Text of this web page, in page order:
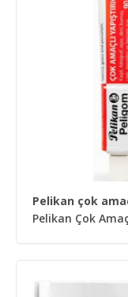
Pelikan çok
Pelikan Çok